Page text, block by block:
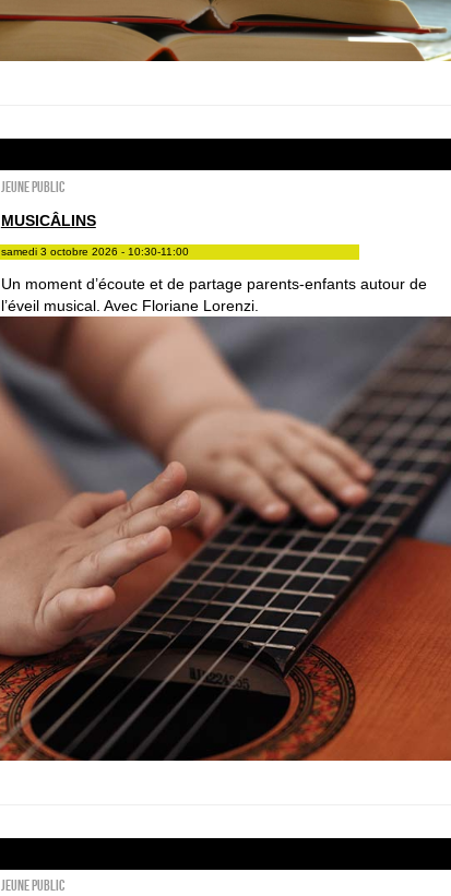
Jeune public
MUSICÂLINS
samedi 3 octobre 2026 - 10:30-11:00
Un moment d’écoute et de partage parents-enfants autour de
l’éveil musical. Avec Floriane Lorenzi.
Jeune public